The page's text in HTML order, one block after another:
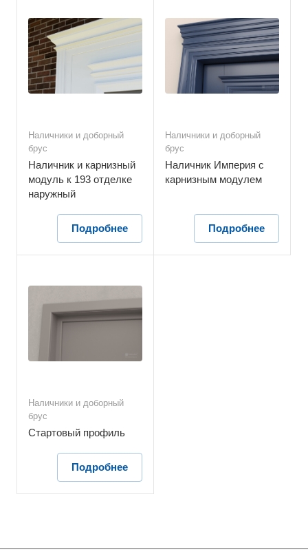
Наличники и доборный
брус
Наличник и карнизный
модуль к 193 отделке
наружный
Подробнее
Наличники и доборный
брус
Наличник Империя с
карнизным модулем
Подробнее
Наличники и доборный
брус
Стартовый профиль
Подробнее